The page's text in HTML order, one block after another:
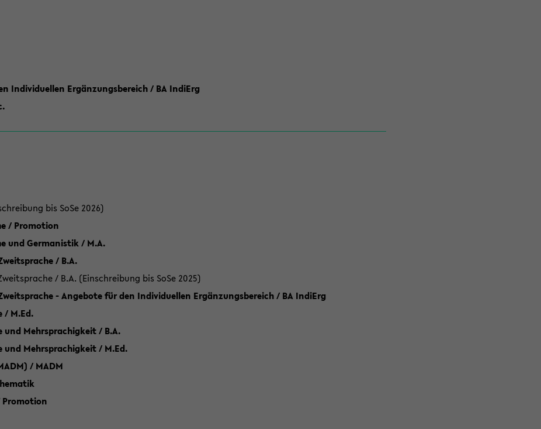
Individuellen Ergänzungsbereich / BA IndiErg
bis SoSe 2026)
/ Promotion
und Germanistik / M.A.
/ B.A.
/ B.A. (Einschreibung bis SoSe 2025)
- Angebote für den Individuellen Ergänzungsbereich / BA IndiErg
/ M.Ed.
und Mehrsprachigkeit / B.A.
und Mehrsprachigkeit / M.Ed.
/ MADM